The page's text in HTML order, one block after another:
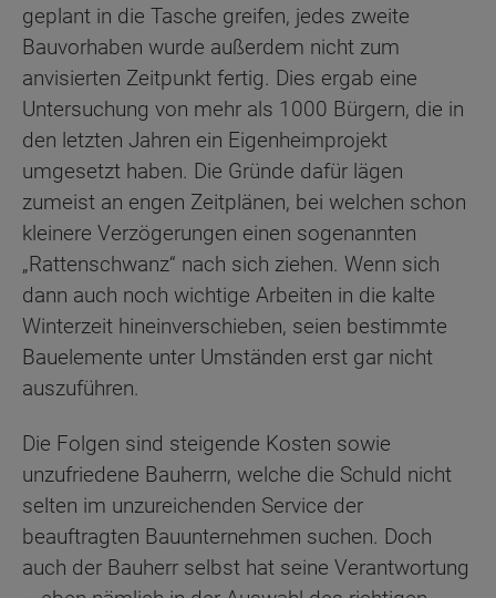
geplant in die Tasche greifen, jedes zweite
Bauvorhaben wurde außerdem nicht zum
anvisierten Zeitpunkt fertig. Dies ergab eine
Untersuchung von mehr als 1000 Bürgern, die in
den letzten Jahren ein Eigenheimprojekt
umgesetzt haben. Die Gründe dafür lägen
zumeist an engen Zeitplänen, bei welchen schon
kleinere Verzögerungen einen sogenannten
„Rattenschwanz“ nach sich ziehen. Wenn sich
dann auch noch wichtige Arbeiten in die kalte
Winterzeit hineinverschieben, seien bestimmte
Bauelemente unter Umständen erst gar nicht
auszuführen.
Die Folgen sind steigende Kosten sowie
unzufriedene Bauherrn, welche die Schuld nicht
selten im unzureichenden Service der
beauftragten Bauunternehmen suchen. Doch
auch der Bauherr selbst hat seine Verantwortung